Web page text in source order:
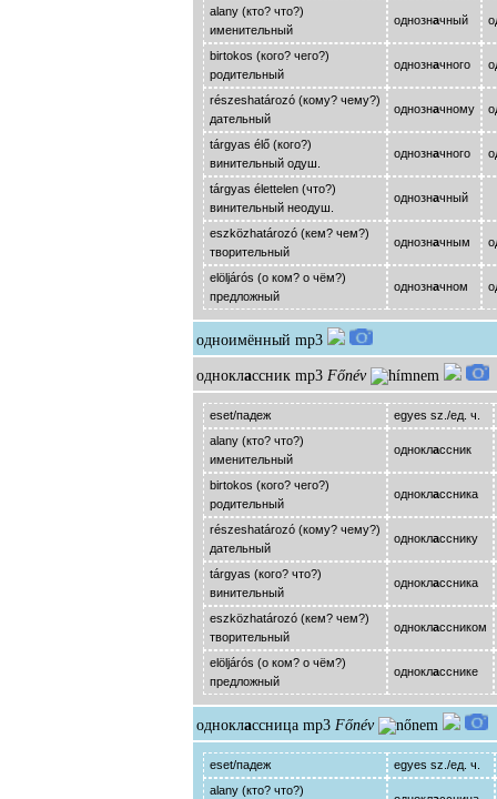
alany (кто? что?)
именительный
однозначный
birtokos (кого? чего?)
родительный
однозначного
részeshatározó (кому? чему?)
дательный
однозначному
tárgyas élő (кого?)
винительный одуш.
однозначного
tárgyas élettelen (что?)
винительный неодуш.
однозначный
eszközhatározó (кем? чем?)
творительный
однозначным
elöljárós (о ком? о чём?)
предложный
однозначном
одноимённый mp3
одноклассник mp3 Főnév
eset/падеж
egyes sz./ед. ч.
alany (кто? что?)
именительный
одноклассник
birtokos (кого? чего?)
родительный
одноклассника
részeshatározó (кому? чему?)
дательный
однокласснику
tárgyas (кого? что?)
винительный
одноклассника
eszközhatározó (кем? чем?)
творительный
одноклассником
elöljárós (о ком? о чём?)
предложный
однокласснике
одноклассница mp3 Főnév
eset/падеж
egyes sz./ед. ч.
alany (кто? что?)